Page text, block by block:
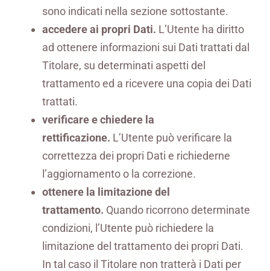
sono indicati nella sezione sottostante.
accedere ai propri Dati. L’Utente ha diritto
ad ottenere informazioni sui Dati trattati dal
Titolare, su determinati aspetti del
trattamento ed a ricevere una copia dei Dati
trattati.
verificare e chiedere la
rettificazione. L’Utente può verificare la
correttezza dei propri Dati e richiederne
l’aggiornamento o la correzione.
ottenere la limitazione del
trattamento. Quando ricorrono determinate
condizioni, l’Utente può richiedere la
limitazione del trattamento dei propri Dati.
In tal caso il Titolare non tratterà i Dati per